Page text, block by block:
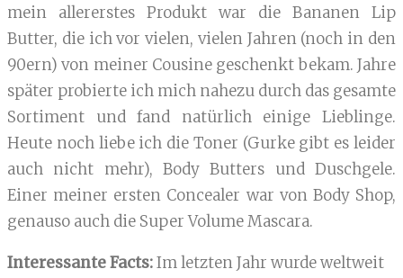
mein allererstes Produkt war die Bananen Lip
Butter, die ich vor vielen, vielen Jahren (noch in den
90ern) von meiner Cousine geschenkt bekam. Jahre
später probierte ich mich nahezu durch das gesamte
Sortiment und fand natürlich einige Lieblinge.
Heute noch liebe ich die Toner (Gurke gibt es leider
auch nicht mehr), Body Butters und Duschgele.
Einer meiner ersten Concealer war von Body Shop,
genauso auch die Super Volume Mascara.
Interessante Facts:Im letzten Jahr wurde weltweit